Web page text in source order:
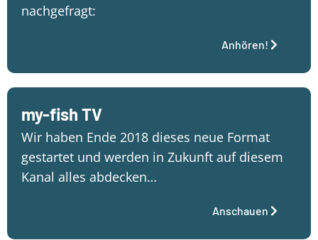
nachgefragt:
Anhören!
my-fish TV
Wir haben Ende 2018 dieses neue Format
gestartet und werden in Zukunft auf diesem
Kanal alles abdecken…
Anschauen